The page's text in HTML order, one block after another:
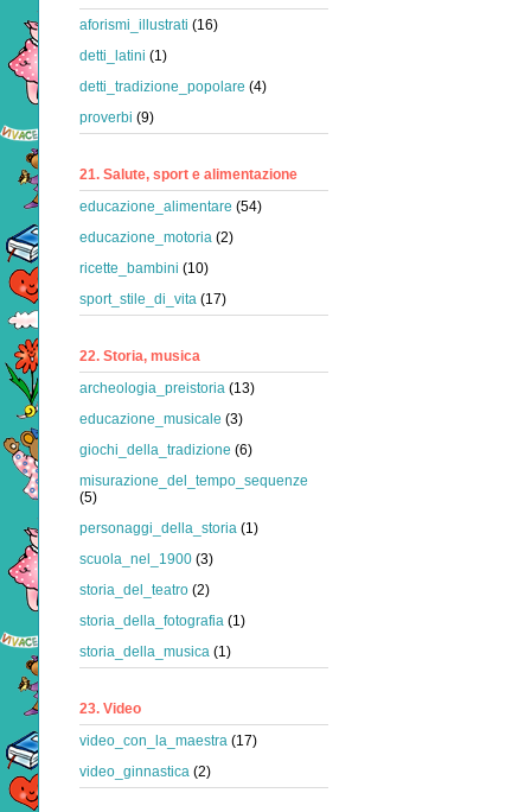
aforismi_illustrati (16)
detti_latini (1)
detti_tradizione_popolare (4)
proverbi (9)
21. Salute, sport e alimentazione
educazione_alimentare (54)
educazione_motoria (2)
ricette_bambini (10)
sport_stile_di_vita (17)
22. Storia, musica
archeologia_preistoria (13)
educazione_musicale (3)
giochi_della_tradizione (6)
misurazione_del_tempo_sequenze
(5)
personaggi_della_storia (1)
scuola_nel_1900 (3)
storia_del_teatro (2)
storia_della_fotografia (1)
storia_della_musica (1)
23. Video
video_con_la_maestra (17)
video_ginnastica (2)